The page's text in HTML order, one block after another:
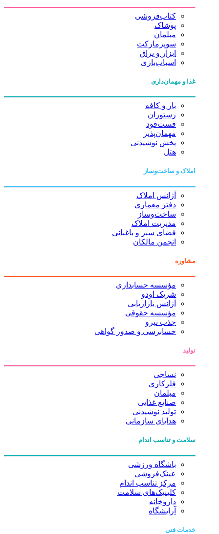
کتاب‌فروشی
پوشاک
مبلمان
سوپرمارکت
ابزار و یراق
اسباب‌بازی
غذا و مهمان‌داری
بار و کافه
رستوران
فست‌فود
مهمان‌پذیر
پخش نوشیدنی
هتل
املاک و ساخت‌وساز
آژانس املاک
دفتر معماری
ساخت‌وساز
مدیریت املاک
فضای سبز و باغبانی
انجمن مالکان
مشاوره
مؤسسه حسابداری
شریک اودو
آژانس بازاریابی
مؤسسه حقوقی
جذب نیرو
حسابرسی و صدور گواهی
تولید
نساجی
فلزکاری
مبلمان
صنایع غذایی
تولید نوشیدنی
هدایای سازمانی
سلامت و تناسب اندام
باشگاه ورزشی
عینک‌فروشی
مرکز تناسب اندام
کلینیک‌های سلامت
داروخانه
آرایشگاه
خدمات فنی